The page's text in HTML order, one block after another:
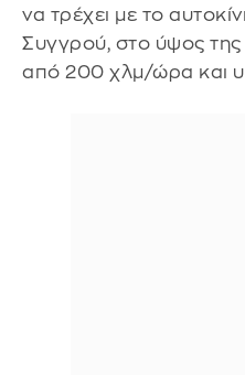
να τρέχει με το
Συγγρού, στο ύψος
από 200 χλμ/ώρα και